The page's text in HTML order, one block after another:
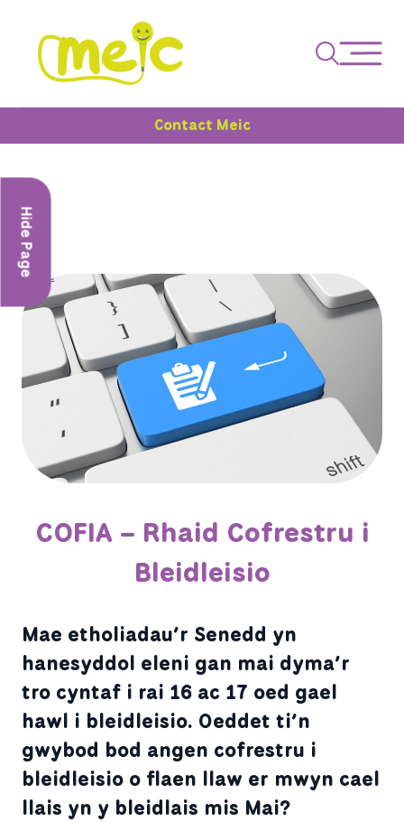
Contact Meic
Hide Page
COFIA – Rhaid Cofrestru i
Bleidleisio
Mae etholiadau’r Senedd yn
hanesyddol eleni gan mai dyma’r
tro cyntaf i rai 16 ac 17 oed gael
hawl i bleidleisio. Oeddet ti’n
gwybod bod angen cofrestru i
bleidleisio o flaen llaw er mwyn cael
llais yn y bleidlais mis Mai?